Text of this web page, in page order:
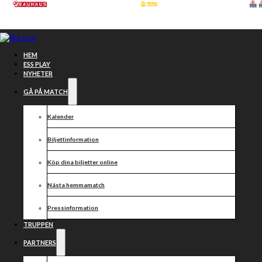
Hoppa till huvudinnehåll
HEM
ESS PLAY
NYHETER
GÅ PÅ MATCH
Kalender
Biljettinformation
Köp dina biljetter online
Nästa hemmamatch
Pressinformation
TRUPPEN
PARTNERS
Västervik
Ungdom på